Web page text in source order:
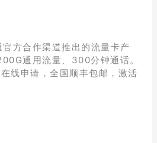
方合作渠道推出的流量卡产
通用流量、300分钟通话。
线申请，全国顺丰包邮，激活